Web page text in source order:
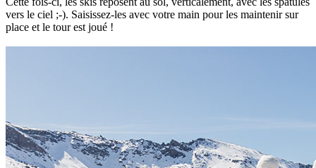
vers le ciel ;-). Saisissez-les avec votre main pour les maintenir sur
place et le tour est joué !